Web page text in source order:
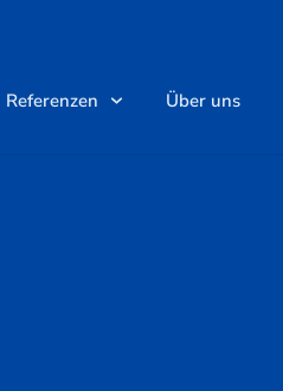
Referenzen Über uns